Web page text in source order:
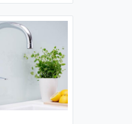
porslinet. Ett bra
vara enkelt att
ha en lång
är förstås
Oavsett hur
ser ut eller vilka
du har,
antal handfat